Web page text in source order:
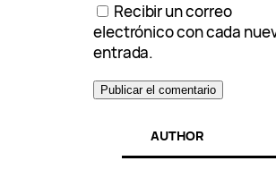
Recibir un correo
electrónico con cada
entrada.
AUTHOR